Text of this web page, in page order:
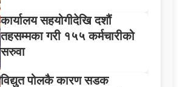
कार्यालय सहयोगीदेखि दशौं
तहसम्मका गरी १५५ कर्मचारीको
सरुवा
विद्युत पोलकै कारण सडक